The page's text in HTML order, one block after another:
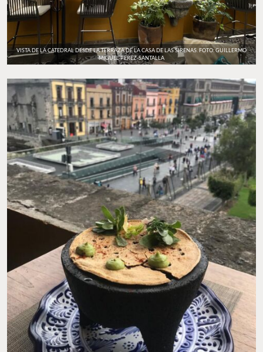
VISTA DE LA CATEDRAL DESDE LA TERRAZA DE LA CASA DE LAS SIRENAS. FOTO: GUILLERMO
MIGUEL PEREZ-SANTALLA